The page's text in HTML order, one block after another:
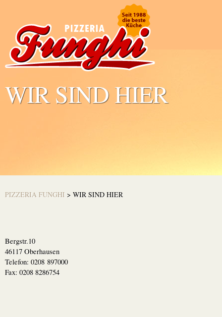
WIR SIND HIER
PIZZERIA FUNGHI > WIR SIND HIER
Bergstr.10
46117 Oberhausen
Telefon: 0208 897000
Fax: 0208 8286754